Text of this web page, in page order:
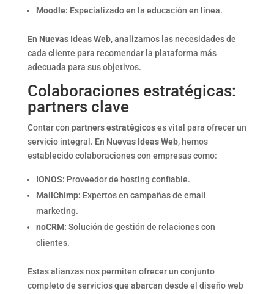
Moodle: Especializado en la educación en línea.
En Nuevas Ideas Web, analizamos las necesidades de
cada cliente para recomendar la plataforma más
adecuada para sus objetivos.
Colaboraciones estratégicas:
partners clave
Contar con partners estratégicoses vital para ofrecer un
servicio integral. En Nuevas Ideas Web, hemos
establecido colaboraciones con empresas como:
IONOS: Proveedor de hosting confiable.
MailChimp: Expertos en campañas de email
marketing.
noCRM: Solución de gestión de relaciones con
clientes.
Estas alianzas nos permiten ofrecer un conjunto
completo de servicios que abarcan desde el diseño web